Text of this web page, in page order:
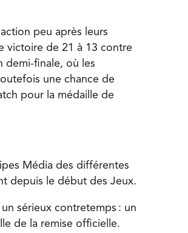
peu après leurs
victoire de 21 à 13 contre
demi-finale, où les
une chance de
pour la médaille de
Média des différentes
depuis le début des Jeux.
sérieux contretemps : un
de la remise officielle.